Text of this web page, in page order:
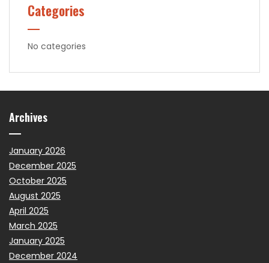
Categories
No categories
Archives
January 2026
December 2025
October 2025
August 2025
April 2025
March 2025
January 2025
December 2024